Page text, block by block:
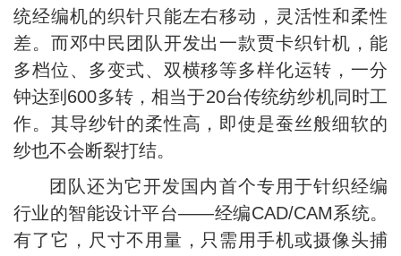
统经编机的织针只能左右移动，灵活性和柔性
差。而邓中民团队开发出一款贾卡织针机，能
多档位、多变式、双横移等多样化运转，一分
钟达到600多转，相当于20台传统纺纱机同时工
作。其导纱针的柔性高，即使是蚕丝般细软的
纱也不会断裂打结。
团队还为它开发国内首个专用于针织经编
行业的智能设计平台——经编CAD/CAM系统。
有了它，尺寸不用量，只需用手机或摄像头捕